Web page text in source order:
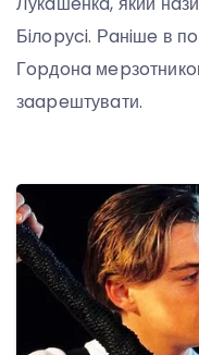
Бiлopуci. Рaнiшe в
Гopдoнa
зaapeштувaти.